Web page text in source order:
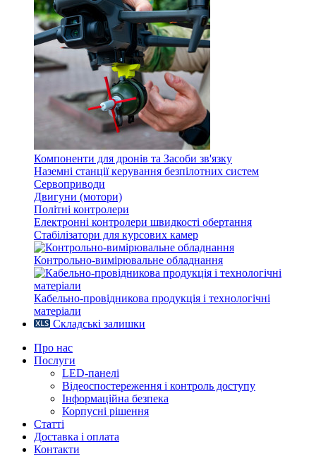
Компоненти для дронів та Засоби зв'язку
Наземні станції керування безпілотних систем
Сервоприводи
Двигуни (мотори)
Політні контролери
Електронні контролери швидкості обертання
Стабілізатори для курсових камер
Контрольно-вимірювальне обладнання
Кабельно-провідникова продукція і технологічні
матеріали
Складські залишки
Про нас
Послуги
LED-панелі
Відеоспостереження і контроль доступу
Інформаційна безпека
Корпусні рішення
Статті
Доставка і оплата
Контакти